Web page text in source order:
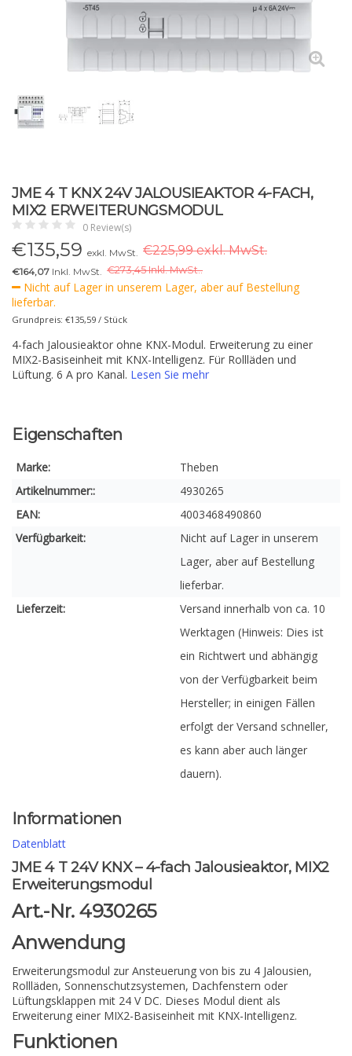
JME 4 T KNX 24V JALOUSIEAKTOR 4-FACH,
MIX2 ERWEITERUNGSMODUL
0 Review(s)
€135,59 exkl. MwSt. €225,99 exkl. MwSt.
€164,07 Inkl. MwSt. €273,45 Inkl. MwSt..
Nicht auf Lager in unserem Lager, aber auf Bestellung
lieferbar.
Grundpreis: €135,59 / Stück
4-fach Jalousieaktor ohne KNX-Modul. Erweiterung zu einer
MIX2-Basiseinheit mit KNX-Intelligenz. Für Rollläden und
Lüftung. 6 A pro Kanal. Lesen Sie mehr
Eigenschaften
Marke:
Theben
Artikelnummer::
4930265
EAN:
4003468490860
Verfügbarkeit:
Nicht auf Lager in unserem
Lager, aber auf Bestellung
lieferbar.
Lieferzeit:
Versand innerhalb von ca. 10
Werktagen (Hinweis: Dies ist
ein Richtwert und abhängig
von der Verfügbarkeit beim
Hersteller; in einigen Fällen
erfolgt der Versand schneller,
es kann aber auch länger
dauern).
Informationen
Datenblatt
JME 4 T 24V KNX – 4-fach Jalousieaktor, MIX2
Erweiterungsmodul
Art.-Nr. 4930265
Anwendung
Erweiterungsmodul zur Ansteuerung von bis zu 4 Jalousien,
Rollläden, Sonnenschutzsystemen, Dachfenstern oder
Lüftungsklappen mit 24 V DC. Dieses Modul dient als
Erweiterung einer MIX2-Basiseinheit mit KNX-Intelligenz.
Funktionen